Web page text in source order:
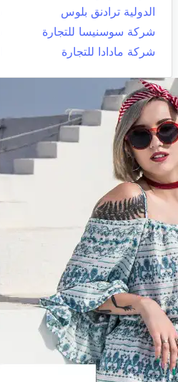
الدولية ترادنق بلوس
شركة سوسنيسا للتجارة
شركة مادادا للتجارة